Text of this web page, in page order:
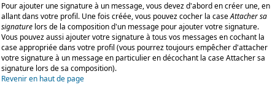
Pour ajouter une signature à un message, vous devez d'abord en créer une, en
allant dans votre profil. Une fois créée, vous pouvez cocher la caseAttacher sa
signature lors de la composition d'un message pour ajouter votre signature.
Vous pouvez aussi ajouter votre signature à tous vos messages en cochant la
case appropriée dans votre profil (vous pourrez toujours empêcher d'attacher
votre signature à un message en particulier en décochant la case Attacher sa
signature lors de sa composition).
Revenir en haut de page